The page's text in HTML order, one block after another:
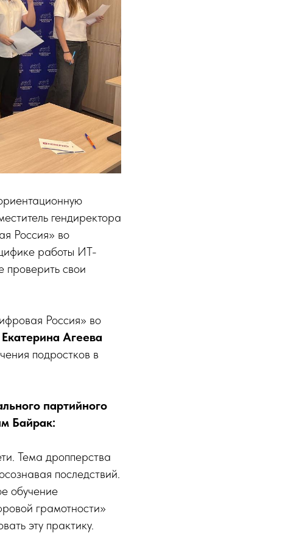
гендиректора
Россия» во
работы ИТ-
проверить свои
Россия» во
Екатерина Агеева
подростков в
партийного
Байрак:
Тема дропперства
последствий.
обучение
грамотности»
эту практику.